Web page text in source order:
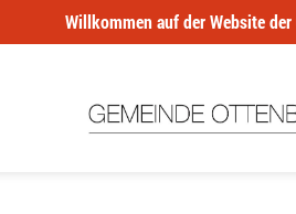
Willkommen auf der Website der